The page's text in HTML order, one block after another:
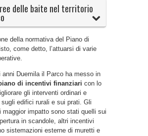
delle baite nel territorio
della normativa del Piano di
come detto, l’attuarsi di varie
anni Duemila il Parco ha messo in
di incentivi finanziari con lo
gli interventi ordinari e
sugli edifici rurali e sui prati. Gli
maggior impatto sono stati quelli sui
in scandole, altri incentivi
sistemazioni esterne di muretti e